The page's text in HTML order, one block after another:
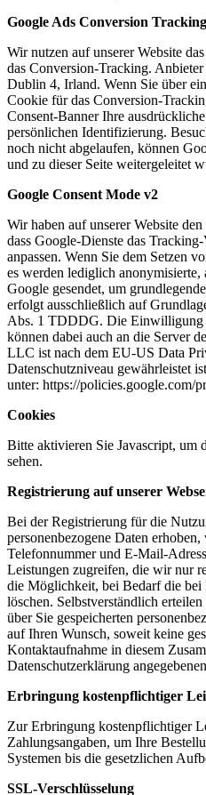
Google Ads Conversion
Wir nutzen auf unserer Website
das Conversion-Tracking.
Dublin 4, Irland. Wenn Sie über
Cookie für das Conversion-
Consent-Banner Ihre
persönlichen Identifizierung.
noch nicht abgelaufen, können
und zu dieser Seite weitergeleitet
Google Consent Mode v2
Wir haben auf unserer Website
dass Google-Dienste das
anpassen. Wenn Sie dem Setzen
es werden lediglich
Google gesendet, um
erfolgt ausschließlich auf
Abs. 1 TDDDG. Die Einwilligung
können dabei auch an die Server
LLC ist nach dem EU-US Data
Datenschutzniveau gewährleistet
unter: https://policies.google.com/
Cookies
Bitte aktivieren Sie Javascript, um
sehen.
Registrierung auf unserer
Bei der Registrierung für die
personenbezogene Daten
Telefonnummer und E-Mail-
Leistungen zugreifen, die wir nur
die Möglichkeit, bei Bedarf die bei
löschen. Selbstverständlich
über Sie gespeicherten
auf Ihren Wunsch, soweit keine
Kontaktaufnahme in diesem
Datenschutzerklärung
Erbringung kostenpflichtiger
Zur Erbringung kostenpflichtiger
Zahlungsangaben, um Ihre
Systemen bis die gesetzlichen
SSL-Verschlüsselung